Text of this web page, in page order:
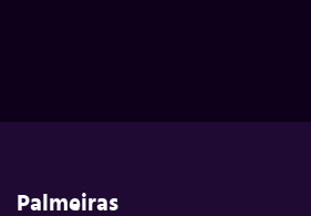
Palmeiras